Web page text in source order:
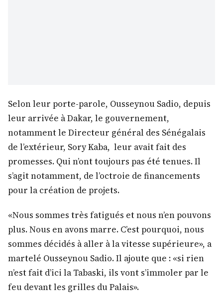
Selon leur porte-parole, Ousseynou Sadio, depuis
leur arrivée à Dakar, le gouvernement,
notamment le Directeur général des Sénégalais
de l’extérieur, Sory Kaba, leur avait fait des
promesses. Qui n’ont toujours pas été tenues. Il
s’agit notamment, de l’octroie de financements
pour la création de projets.
«Nous sommes très fatigués et nous n’en pouvons
plus. Nous en avons marre. C’est pourquoi, nous
sommes décidés à aller à la vitesse supérieure», a
martelé Ousseynou Sadio. Il ajoute que : «si rien
n’est fait d’ici la Tabaski, ils vont s’immoler par le
feu devant les grilles du Palais».